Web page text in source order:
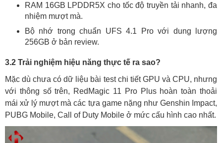
RAM 16GB LPDDR5X cho tốc độ truyền tải nhanh, đa
nhiệm mượt mà.
Bộ nhớ trong chuẩn UFS 4.1 Pro với dung lượng
256GB ở bản review.
3.2 Trải nghiệm hiệu năng thực tế ra sao?
Mặc dù chưa có dữ liệu bài test chi tiết GPU và CPU, nhưng
với thông số trên, RedMagic 11 Pro Plus hoàn toàn thoải
mái xử lý mượt mà các tựa game nặng như Genshin Impact,
PUBG Mobile, Call of Duty Mobile ở mức cấu hình cao nhất.